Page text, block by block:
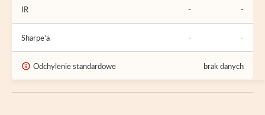
IR - -
Sharpe'a - -
Odchylenie standardowe brak danych